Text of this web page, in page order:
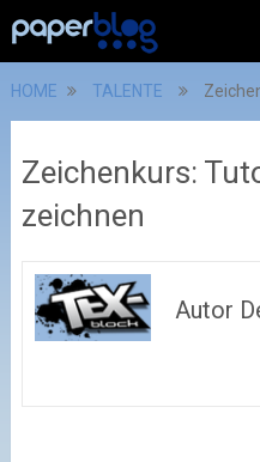
HOME TALENTE
Zeichenkurs:
zeichnen
Autor